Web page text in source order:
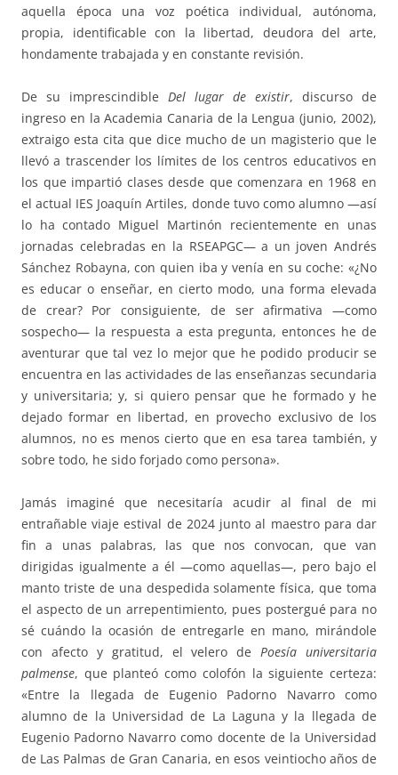
aquella época una voz poética individual, autónoma,
propia, identificable con la libertad, deudora del arte,
hondamente trabajada y en constante revisión.
De su imprescindible Del lugar de existir, discurso de
ingreso en la Academia Canaria de la Lengua (junio, 2002),
extraigo esta cita que dice mucho de un magisterio que le
llevó a trascender los límites de los centros educativos en
los que impartió clases desde que comenzara en 1968 en
el actual IES Joaquín Artiles, donde tuvo como alumno —así
lo ha contado Miguel Martinón recientemente en unas
jornadas celebradas en la RSEAPGC— a un joven Andrés
Sánchez Robayna, con quien iba y venía en su coche: «¿No
es educar o enseñar, en cierto modo, una forma elevada
de crear? Por consiguiente, de ser afirmativa —como
sospecho— la respuesta a esta pregunta, entonces he de
aventurar que tal vez lo mejor que he podido producir se
encuentra en las actividades de las enseñanzas secundaria
y universitaria; y, si quiero pensar que he formado y he
dejado formar en libertad, en provecho exclusivo de los
alumnos, no es menos cierto que en esa tarea también, y
sobre todo, he sido forjado como persona».
Jamás imaginé que necesitaría acudir al final de mi
entrañable viaje estival de 2024 junto al maestro para dar
fin a unas palabras, las que nos convocan, que van
dirigidas igualmente a él —como aquellas—, pero bajo el
manto triste de una despedida solamente física, que toma
el aspecto de un arrepentimiento, pues postergué para no
sé cuándo la ocasión de entregarle en mano, mirándole
con afecto y gratitud, el velero dePoesía universitaria
palmense, que planteó como colofón la siguiente certeza:
«Entre la llegada de Eugenio Padorno Navarro como
alumno de la Universidad de La Laguna y la llegada de
Eugenio Padorno Navarro como docente de la Universidad
de Las Palmas de Gran Canaria, en esos veintiocho años de